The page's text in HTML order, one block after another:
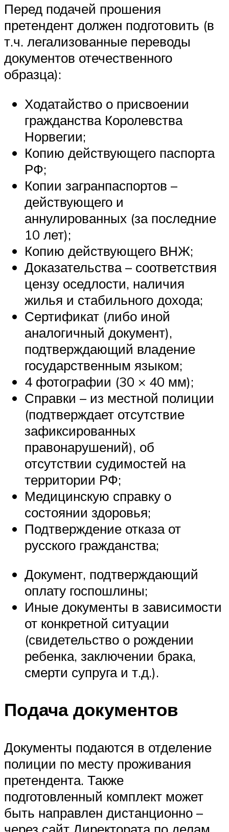
Перед подачей прошения
претендент должен подготовить (в
т.ч. легализованные переводы
документов отечественного
образца):
Ходатайство о присвоении
гражданства Королевства
Норвегии;
Копию действующего паспорта
РФ;
Копии загранпаспортов –
действующего и
аннулированных (за последние
10 лет);
Копию действующего ВНЖ;
Доказательства – соответствия
цензу оседлости, наличия
жилья и стабильного дохода;
Сертификат (либо иной
аналогичный документ),
подтверждающий владение
государственным языком;
4 фотографии (30 × 40 мм);
Справки – из местной полиции
(подтверждает отсутствие
зафиксированных
правонарушений), об
отсутствии судимостей на
территории РФ;
Медицинскую справку о
состоянии здоровья;
Подтверждение отказа от
русского гражданства;
Документ, подтверждающий
оплату госпошлины;
Иные документы в зависимости
от конкретной ситуации
(свидетельство о рождении
ребенка, заключении брака,
смерти супруга и т.д.).
Подача документов
Документы подаются в отделение
полиции по месту проживания
претендента. Также
подготовленный комплект может
быть направлен дистанционно –
через сайт Директората по делам